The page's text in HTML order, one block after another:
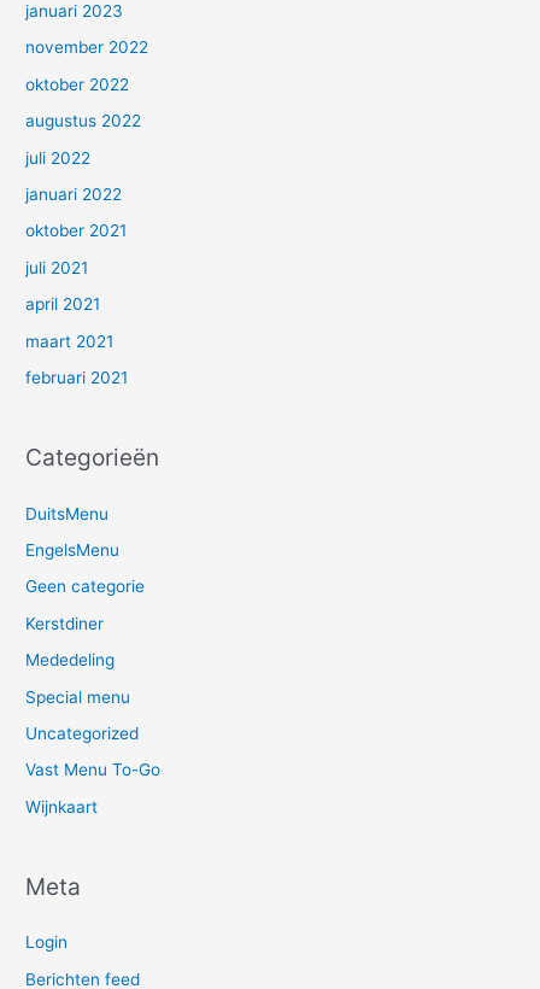
januari 2023
november 2022
oktober 2022
augustus 2022
juli 2022
januari 2022
oktober 2021
juli 2021
april 2021
maart 2021
februari 2021
Categorieën
DuitsMenu
EngelsMenu
Geen categorie
Kerstdiner
Mededeling
Special menu
Uncategorized
Vast Menu To-Go
Wijnkaart
Meta
Login
Berichten feed